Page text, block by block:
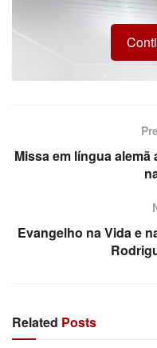
Equipe Paroquial da Pastoral Familiar
pastoral, dando
Missa em língua
Evangelho na Vida e
Related Posts